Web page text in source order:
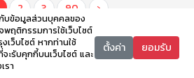
2 3 90 ›
บข้อมูลส่วนบุคคลของ
พฤติกรรมการใช้เว็บไซต์
เว็บไซต์ หากท่านใช้
ะรับคุกกี้บนเว็บไซต์ และ
รา
ตั้งค่า ยอมรับ